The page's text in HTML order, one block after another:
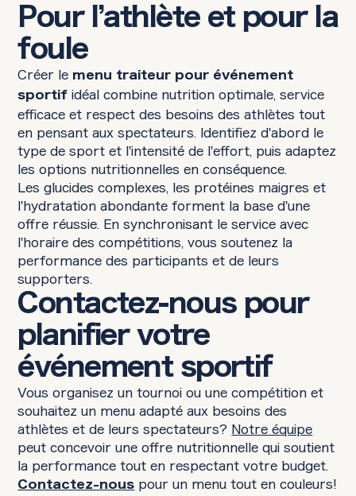
Pour l’athlète et pour la
foule
Créer le menu traiteur pour événement
sportifidéal combine nutrition optimale, service
efficace et respect des besoins des athlètes tout
en pensant aux spectateurs. Identifiez d'abord le
type de sport et l'intensité de l'effort, puis adaptez
les options nutritionnelles en conséquence.
Les glucides complexes, les protéines maigres et
l'hydratation abondante forment la base d'une
offre réussie. En synchronisant le service avec
l'horaire des compétitions, vous soutenez la
performance des participants et de leurs
supporters.
Contactez-nous pour
planifier votre
événement sportif
Vous organisez un tournoi ou une compétition et
souhaitez un menu adapté aux besoins des
athlètes et de leurs spectateurs? Notre équipe
peut concevoir une offre nutritionnelle qui soutient
la performance tout en respectant votre budget.
Contactez-nous pour un menu tout en couleurs!